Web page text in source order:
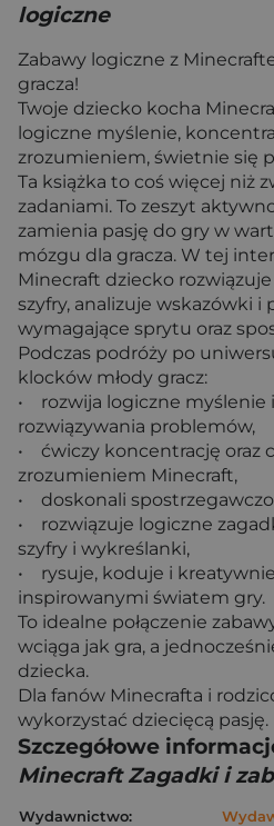
logiczne
Zabawy logiczne z
gracza!
Twoje dziecko kocha
logiczne myślenie,
zrozumieniem, świetnie się
Ta książka to coś więcej niż
zadaniami. To zeszyt
zamienia pasję do gry w
mózgu dla gracza. W tej
Minecraft dziecko
szyfry, analizuje wskazówki
wymagające sprytu oraz
Podczas podróży po
klocków młody gracz:
• rozwija logiczne myślenie
rozwiązywania problemów,
• ćwiczy koncentrację oraz
zrozumieniem Minecraft,
• doskonali
• rozwiązuje logiczne
szyfry i wykreślanki,
• rysuje, koduje i
inspirowanymi światem gry.
To idealne połączenie
wciąga jak gra, a
dziecka.
Dla fanów Minecrafta i
wykorzystać dziecięcą pasję.
Szczegółowe
Minecraft Zagadki i
Wydawnictwo: